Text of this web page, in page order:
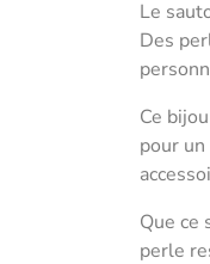
Le
Des
Ce
pour
Que ce
perle